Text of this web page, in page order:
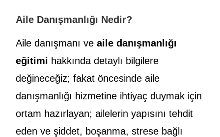
Aile Danışmanlığı Nedir?
Aile danışmanı veaile danışmanlığı
eğitimi hakkında detaylı bilgilere
değineceğiz; fakat öncesinde aile
danışmanlığı hizmetine ihtiyaç duymak için
ortam hazırlayan; ailelerin yapısını tehdit
eden ve şiddet, boşanma, strese bağlı